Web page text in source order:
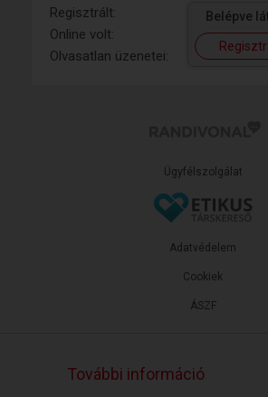
Regisztrált:
Online volt:
Olvasatlan üzenetei:
Belépve
Ügyfélszolgálat
ÁSZF
Adatvédelem
Cookiek
További információ